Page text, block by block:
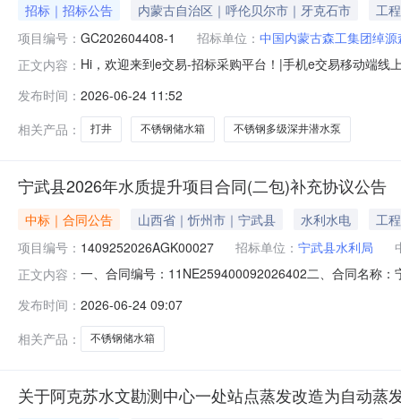
招标｜招标公告 内蒙古自治区｜呼伦贝尔市｜牙克石市
工
项目编号： GC202604408-1 招标单位： 中国内蒙古森工集团绰
正文内容： Hi，欢迎来到e交易-招标采购平台！|手机e交易移动端线
在参与项目前请务必遵照e交易平台（www.ejy365.com
关内容，违反相关规定，
发布时间： 2026-06-24 11:52
相关产品：
打井 不锈钢储水箱 不锈钢多级深井潜水泵
宁武县2026年水质提升项目合同(二包)补充协议公告
中标｜合同公告 山西省｜忻州市｜宁武县 水利水电
工程
项目编号： 1409252026AGK00027 招标单位： 宁武县水利局
正文内容： 一、合同编号：11NE259400092026402二、合同名称
城市高平市南城街道汇鑫商贸城1栋005号联系方式：
发布时间： 2026-06-24 09:07
相关产品：
不锈钢储水箱
关于阿克苏水文勘测中心一处站点蒸发改造为自动蒸